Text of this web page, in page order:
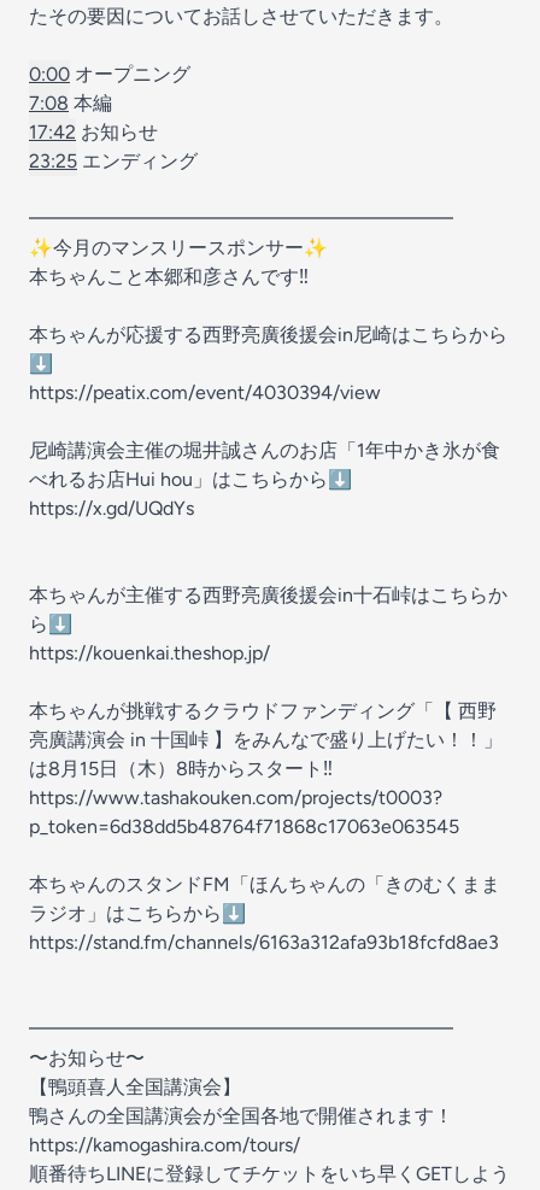
たその要因についてお話しさせていただきます。
0:00 オープニング
7:08 本編
17:42 お知らせ
23:25 エンディング
━━━━━━━━━━━━━━━━━━━━━━
✨今月のマンスリースポンサー✨
本ちゃんこと本郷和彦さんです‼️
本ちゃんが応援する西野亮廣後援会in尼崎はこちらから
⬇️
https://peatix.com/event/4030394/view
尼崎講演会主催の堀井誠さんのお店「1年中かき氷が食
べれるお店Hui hou」はこちらから⬇️
https://x.gd/UQdYs
本ちゃんが主催する西野亮廣後援会in十石峠はこちらか
ら⬇️
https://kouenkai.theshop.jp/
本ちゃんが挑戦するクラウドファンディング「【 西野
亮廣講演会 in 十国峠 】をみんなで盛り上げたい！！」
は8月15日（木）8時からスタート‼️
https://www.tashakouken.com/projects/t0003?
p_token=6d38dd5b48764f71868c17063e063545
本ちゃんのスタンドFM「ほんちゃんの「きのむくまま
ラジオ」はこちらから⬇️
https://stand.fm/channels/6163a312afa93b18fcfd8ae3
━━━━━━━━━━━━━━━━━━━━━━
〜お知らせ〜
【鴨頭喜人全国講演会】
鴨さんの全国講演会が全国各地で開催されます！
https://kamogashira.com/tours/
順番待ちLINEに登録してチケットをいち早くGETしよう